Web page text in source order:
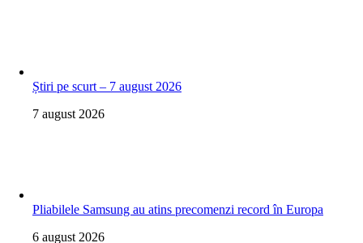
Știri pe scurt – 7 august 2026
7 august 2026
Pliabilele Samsung au atins precomenzi record în Europa
6 august 2026